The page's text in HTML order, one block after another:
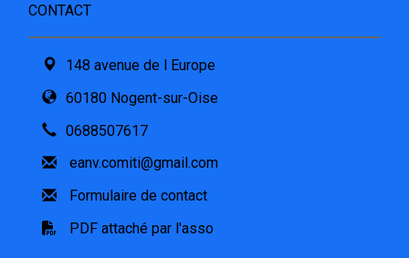
CONTACT
148 avenue de l Europe
60180 Nogent-sur-Oise
0688507617
eanv.comiti@gmail.com
Formulaire de contact
PDF attaché par l'asso